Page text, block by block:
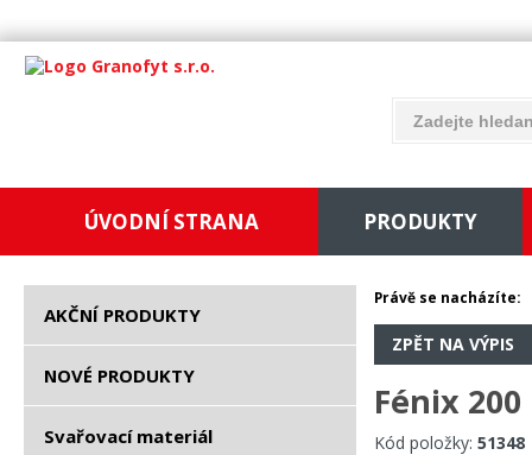
ÚVODNÍ STRANA PRODUKTY
AKČNÍ PRODUKTY
NOVÉ PRODUKTY
Svařovací materiál
Právě se nacházíte:
ZPĚT NA VÝPIS
Fénix
Kód položky: 51348